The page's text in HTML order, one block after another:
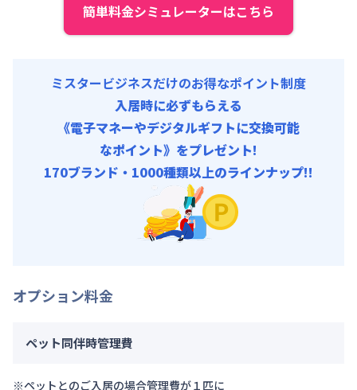
契約事務手数料 : 5,000円/回 (税抜)
簡単料金シミュレーターはこちら
ミスタービジネスだけのお得なポイント制度
入居時に必ずもらえる
《電子マネーやデジタルギフトに交換可能
なポイント》をプレゼント!
170ブランド・1000種類以上のラインナップ!!
オプション料金
ペット同伴時管理費
※ペットとのご入居の場合管理費が１匹に